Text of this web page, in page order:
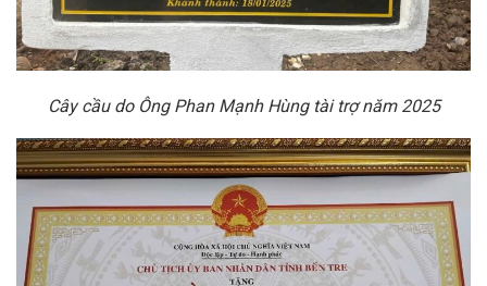
Cây cầu do Ông Phan Mạnh Hùng tài trợ năm 2025